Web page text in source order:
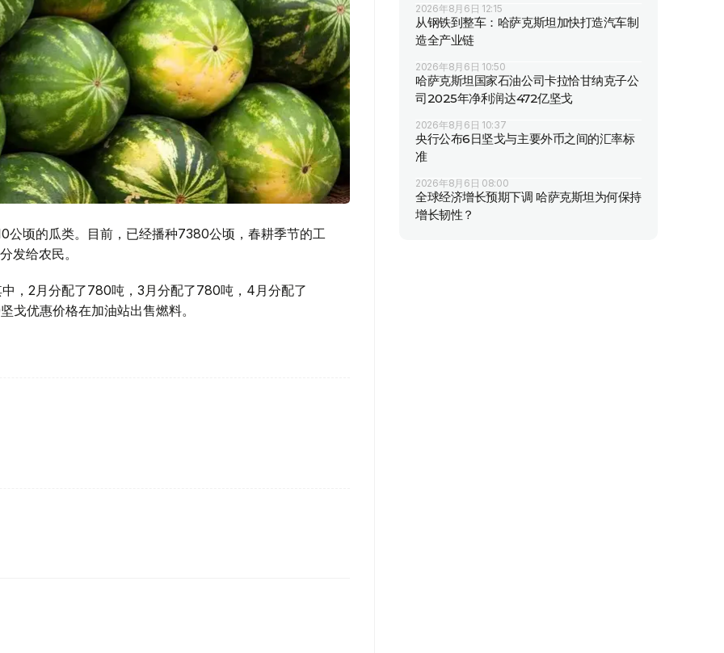
公顷的瓜类。目前，已经播种7380公顷，春耕季节的工
发给农民。
，2月分配了780吨，3月分配了780吨，4月分配了
戈优惠价格在加油站出售燃料。
2026年8月6日 12:15
从钢铁到整车：哈萨克斯坦加快打造汽车制
造全产业链
2026年8月6日 10:50
哈萨克斯坦国家石油公司卡拉恰甘纳克子公
司2025年净利润达472亿坚戈
2026年8月6日 10:37
央行公布6日坚戈与主要外币之间的汇率标
准
2026年8月6日 08:00
全球经济增长预期下调 哈萨克斯坦为何保持
增长韧性？